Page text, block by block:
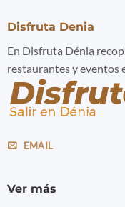
Disfruta Denia
En Disfruta Dénia
restaurantes y eventos
EMAIL
Ver más